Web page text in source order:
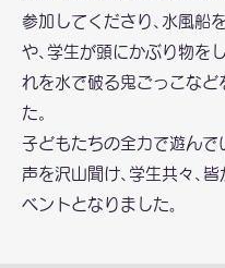
参加してくださり､ 水風船
や､学生が頭にかぶり物を
れを水で破る鬼ごっこなど
た。
子どもたちの全力で遊んで
声を沢山聞け､学生共々､皆
ベントとなりました｡